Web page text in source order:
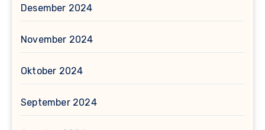
Desember 2024
November 2024
Oktober 2024
September 2024